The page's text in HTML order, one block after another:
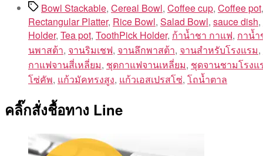
TagsBowl Stackable, Cereal Bowl, Coffee cup, Coffee pot,
Rectangular Platter, Rice Bowl, Salad Bowl, sauce dish,
Holder, Tea pot, ToothPick Holder, ก้าน้ำชา กาแฟ, กาน้
นพาสต้า, จานริมเชฟ, จานลึกพาสต้า, จานสำหรับโรงแรม,
กาแฟจานสี่เหลี่ยม, ชุดกาแฟจานเหลี่ยม, ชุดจานชามโรงแ
โซ่คัพ, แก้วมัคทรงสูง, แก้วเอสเปรสโซ่, โถน้ำตาล
คลิ๊กสั่งชื้อทาง Line